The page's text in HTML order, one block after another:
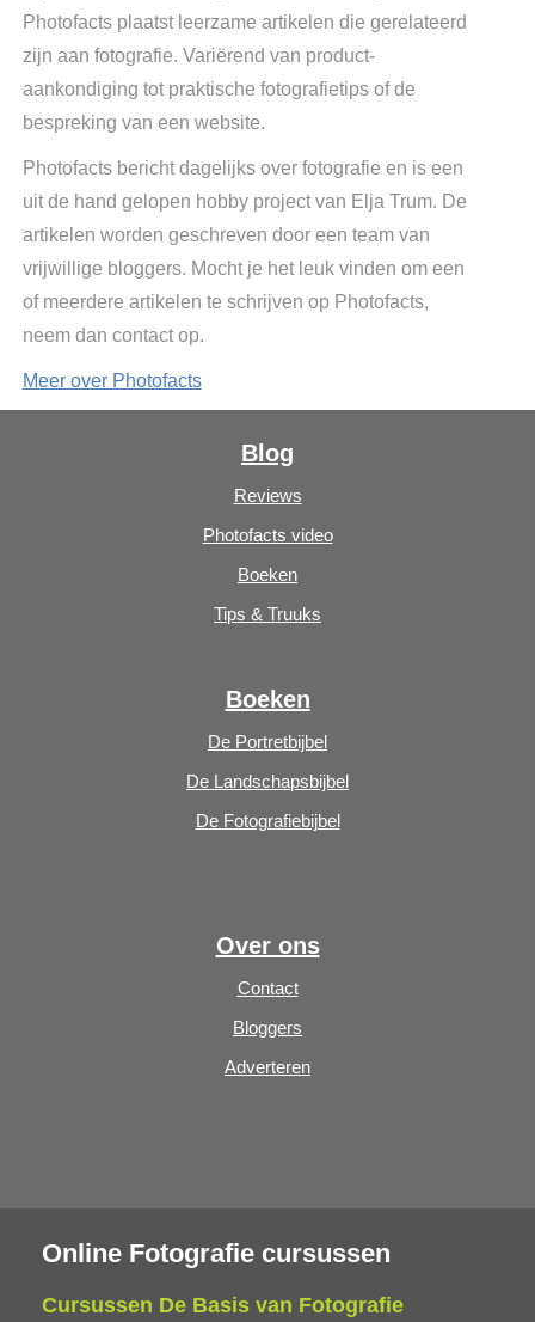
Photofacts plaatst leerzame artikelen die gerelateerd
zijn aan fotografie. Variërend van product-
aankondiging tot praktische fotografietips of de
bespreking van een website.
Photofacts bericht dagelijks over fotografie en is een
uit de hand gelopen hobby project van Elja Trum. De
artikelen worden geschreven door een team van
vrijwillige bloggers. Mocht je het leuk vinden om een
of meerdere artikelen te schrijven op Photofacts,
neem dan contact op.
Meer over Photofacts
Blog
Reviews
Photofacts video
Boeken
Tips & Truuks
Boeken
De Portretbijbel
De Landschapsbijbel
De Fotografiebijbel
Over ons
Contact
Bloggers
Adverteren
Online Fotografie cursussen
Cursussen De Basis van Fotografie